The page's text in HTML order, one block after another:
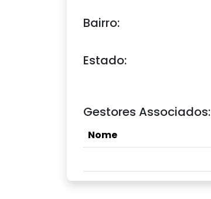
Bairro:
Estado:
Gestores Associados:
Nome